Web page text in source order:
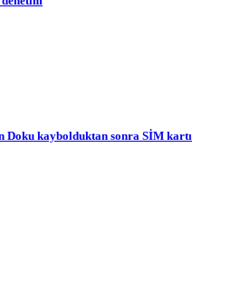
kaybolduktan sonra SİM kartı